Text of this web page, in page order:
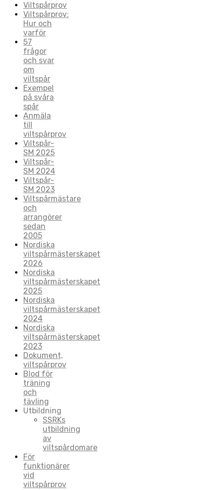
Viltspårprov
Viltspårprov:
Hur och
varför
57
frågor
och svar
om
viltspår
Exempel
på svåra
spår
Anmäla
till
viltspårprov
Viltspår-
SM 2025
Viltspår-
SM 2024
Viltspår-
SM 2023
Viltspårmästare
och
arrangörer
sedan
2005
Nordiska
viltspårmästerskapet
2026
Nordiska
viltspårmästerskapet
2025
Nordiska
viltspårmästerskapet
2024
Nordiska
viltspårmästerskapet
2023
Dokument,
viltspårprov
Blod för
träning
och
tävling
Utbildning
SSRKs
utbildning
av
viltspårdomare
För
funktionärer
vid
viltspårprov